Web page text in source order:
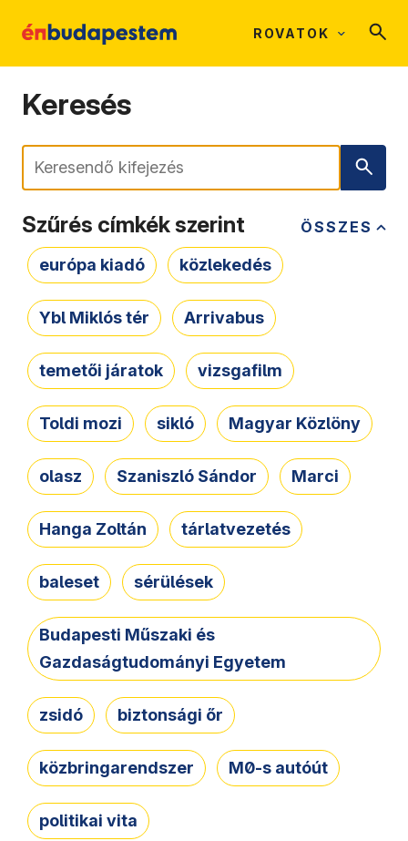
ROVATOK
Keresés
Keresés
ÖSSZES
Szűrés címkék szerint
európa kiadó közlekedés
Ybl Miklós tér Arrivabus
temetői járatok vizsgafilm
Toldi mozi sikló Magyar Közlöny
olasz Szaniszló Sándor Marci
Hanga Zoltán tárlatvezetés
baleset sérülések
Budapesti Műszaki és
Gazdaságtudományi Egyetem
zsidó biztonsági őr
közbringarendszer M0-s autóút
politikai vita